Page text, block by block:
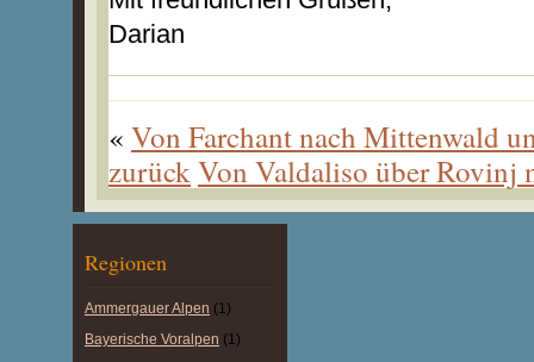
Darian
« Von Farchant nach Mittenwald
zurückVon Valdaliso über Rovinj
Regionen
Ammergauer Alpen (1)
Bayerische Voralpen (1)